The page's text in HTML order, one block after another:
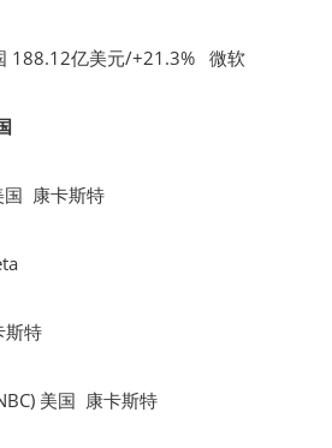
188.12亿美元/+21.3% 微软
康卡斯特
斯特
美国 康卡斯特